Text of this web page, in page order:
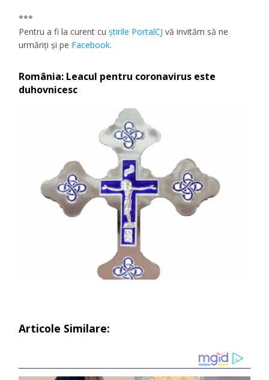
***
Pentru a fi la curent cuştirile PortalCJ vă invităm să ne
urmăriţi şi pe Facebook.
România: Leacul pentru coronavirus este
duhovnicesc
Articole Similare: